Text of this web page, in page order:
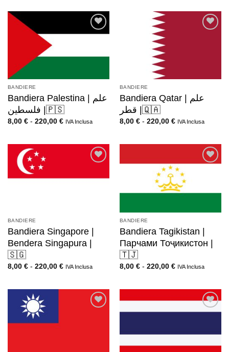
BANDIERE
Bandiera Palestina | علم
فلسطين |🇵🇸
8,00 € - 220,00 € IVA Inclusa
BANDIERE
Bandiera Qatar | علم
قطر |🇶🇦
8,00 € - 220,00 € IVA Inclusa
BANDIERE
Bandiera Singapore |
Bendera Singapura |
🇸🇬
8,00 € - 220,00 € IVA Inclusa
BANDIERE
Bandiera Tagikistan |
Парчами Тоҷикистон |
🇹🇯
8,00 € - 220,00 € IVA Inclusa